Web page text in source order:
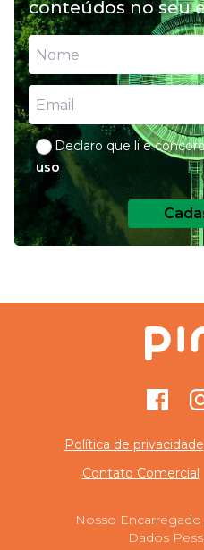
para nutrição
conteúdos no seu
Declaro que li e
uso
Política de privacidade
Contato Comercial
Nosso
Dados